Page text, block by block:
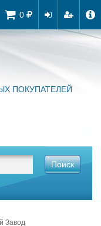
0
ПОКУПАТЕЛЕЙ
Поиск
Завод